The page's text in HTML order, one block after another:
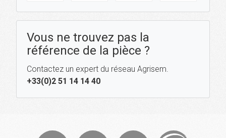
Vous ne trouvez pas la
référence de la pièce ?
Contactez un expert du réseau Agrisem.
+33(0)2 51 14 14 40